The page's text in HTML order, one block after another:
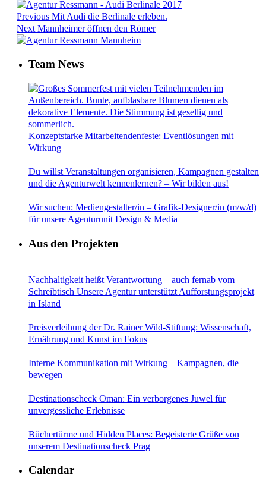
Previous Mit Audi die Berlinale erleben.
Next Mannheimer öffnen den Römer
Team News
Konzeptstarke Mitarbeitendenfeste: Eventlösungen mit
Wirkung
Du willst Veranstaltungen organisieren, Kampagnen gestalten
und die Agenturwelt kennenlernen? – Wir bilden aus!
Wir suchen: Mediengestalter/in – Grafik-Designer/in (m/w/d)
für unsere Agenturunit Design & Media
Aus den Projekten
Nachhaltigkeit heißt Verantwortung – auch fernab vom
Schreibtisch Unsere Agentur unterstützt Aufforstungsprojekt
in Island
Preisverleihung der Dr. Rainer Wild-Stiftung: Wissenschaft,
Ernährung und Kunst im Fokus
Interne Kommunikation mit Wirkung – Kampagnen, die
bewegen
Destinationscheck Oman: Ein verborgenes Juwel für
unvergessliche Erlebnisse
Büchertürme und Hidden Places: Begeisterte Grüße von
unserem Destinationscheck Prag
Calendar